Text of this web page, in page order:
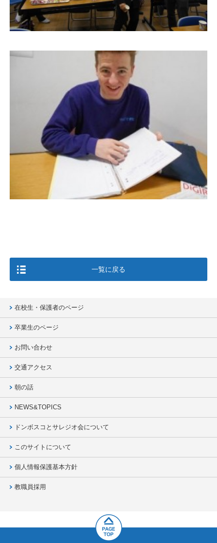
一覧に戻る
在校生・保護者のページ
卒業生のページ
お問い合わせ
交通アクセス
朝の話
NEWS&TOPICS
ドンボスコとサレジオ会について
このサイトについて
個人情報保護基本方針
教職員採用